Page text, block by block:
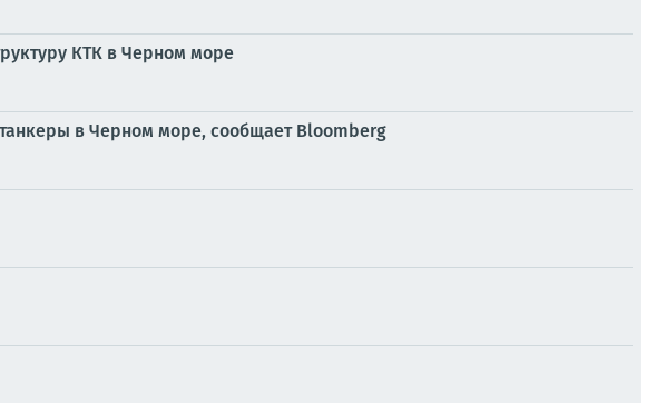
КТК в Черном море
в Черном море, сообщает Bloomberg